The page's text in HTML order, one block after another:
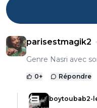
parisestmagik2
Genre Nasri avec
0+ Répondre
boytoubab2-